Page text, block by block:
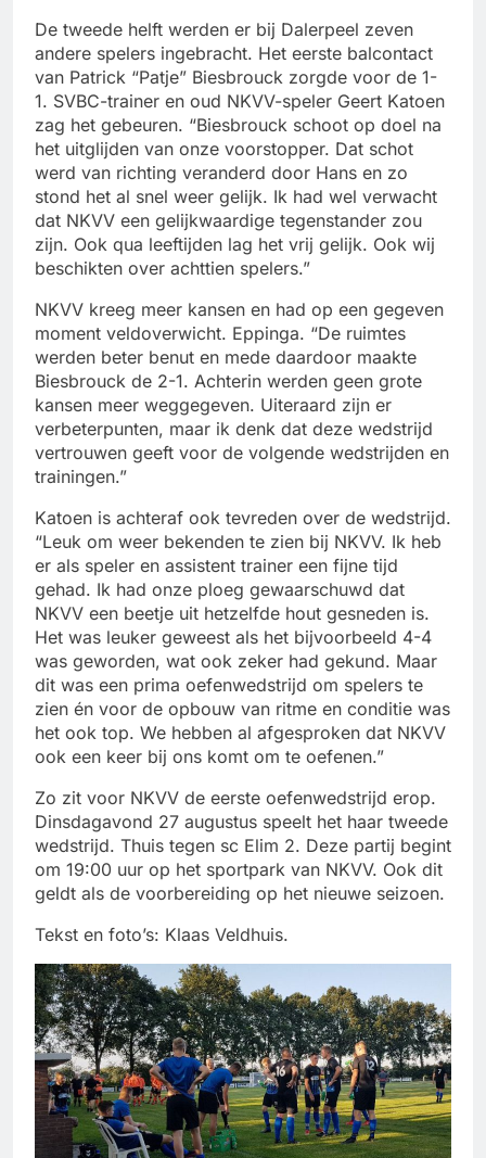
De tweede helft werden er bij Dalerpeel zeven
andere spelers ingebracht. Het eerste balcontact
van Patrick “Patje” Biesbrouck zorgde voor de 1-
1. SVBC-trainer en oud NKVV-speler Geert Katoen
zag het gebeuren. “Biesbrouck schoot op doel na
het uitglijden van onze voorstopper. Dat schot
werd van richting veranderd door Hans en zo
stond het al snel weer gelijk. Ik had wel verwacht
dat NKVV een gelijkwaardige tegenstander zou
zijn. Ook qua leeftijden lag het vrij gelijk. Ook wij
beschikten over achttien spelers.”
NKVV kreeg meer kansen en had op een gegeven
moment veldoverwicht. Eppinga. “De ruimtes
werden beter benut en mede daardoor maakte
Biesbrouck de 2-1. Achterin werden geen grote
kansen meer weggegeven. Uiteraard zijn er
verbeterpunten, maar ik denk dat deze wedstrijd
vertrouwen geeft voor de volgende wedstrijden en
trainingen.”
Katoen is achteraf ook tevreden over de wedstrijd.
“Leuk om weer bekenden te zien bij NKVV. Ik heb
er als speler en assistent trainer een fijne tijd
gehad. Ik had onze ploeg gewaarschuwd dat
NKVV een beetje uit hetzelfde hout gesneden is.
Het was leuker geweest als het bijvoorbeeld 4-4
was geworden, wat ook zeker had gekund. Maar
dit was een prima oefenwedstrijd om spelers te
zien én voor de opbouw van ritme en conditie was
het ook top. We hebben al afgesproken dat NKVV
ook een keer bij ons komt om te oefenen.”
Zo zit voor NKVV de eerste oefenwedstrijd erop.
Dinsdagavond 27 augustus speelt het haar tweede
wedstrijd. Thuis tegen sc Elim 2. Deze partij begint
om 19:00 uur op het sportpark van NKVV. Ook dit
geldt als de voorbereiding op het nieuwe seizoen.
Tekst en foto’s: Klaas Veldhuis.